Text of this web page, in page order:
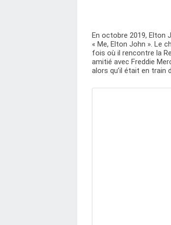
En octobre 2019, Elton
« Me, Elton John ». Le
fois où il rencontre la
amitié avec Freddie
alors qu’il était en train